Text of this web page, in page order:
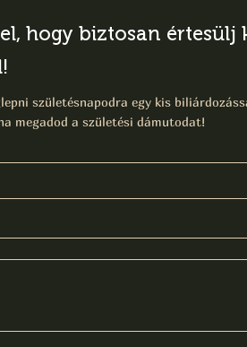
hogy biztosan értesülj
születésnapodra egy kis
megadod a születési dámutodat!